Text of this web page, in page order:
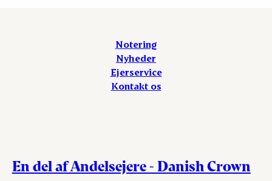
Notering
Nyheder
Ejerservice
Kontakt os
En del af Andelsejere - Danish Crown